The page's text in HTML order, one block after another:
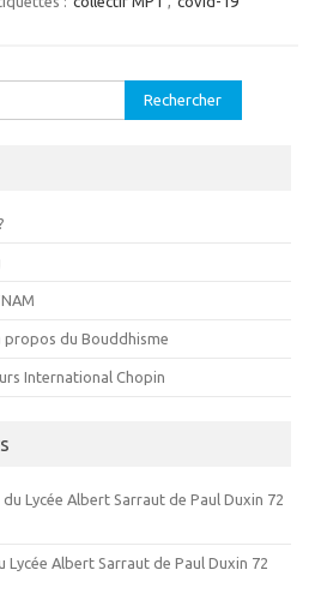
propos du Bouddhisme
International Chopin
Lycée Albert Sarraut de Paul Duxin 72
Lycée Albert Sarraut de Paul Duxin 72